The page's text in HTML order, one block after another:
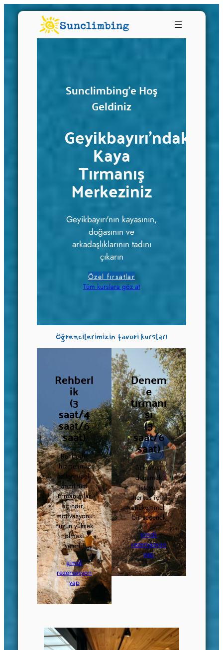
Sunclimbing'e Hoş
Geldiniz
Geyikbayırı'ndaki
Kaya
Tırmanış
Merkeziniz
Geyikbayırı'nın kayasının,
doğasının ve
arkadaşlıklarının tadını
çıkarın
Özel fırsatlar
Tüm kurslara göz at
Öğrencilerimizin favori kursları
Rehberl
ik
(3
saat/4
saat/6
saat)
Rehberlik
hizmetimiz
az tecrübeli
dahil tüm
tırmanıcılar
içindir,
motivasyonu
nuzun yüksek
olması
yeterli!
şimdi
rezervasyon
yap
Denem
e
tırmanı
şı
(3
saat/6
saat)
Tırmanışı
denemek
isteyen
herkes için
mükemmel
bir seçenek
şimdi
rezervasyon
yap